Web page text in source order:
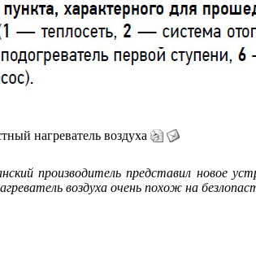
нагреватель воздуха
производитель представил
воздуха очень похож на